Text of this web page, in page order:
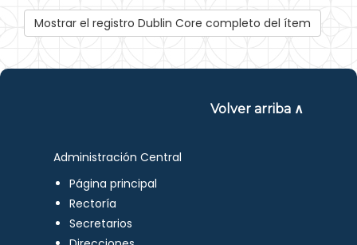
Mostrar el registro Dublin Core completo del ítem
Volver arriba ∧
Administración Central
Página principal
Rectoría
Secretarios